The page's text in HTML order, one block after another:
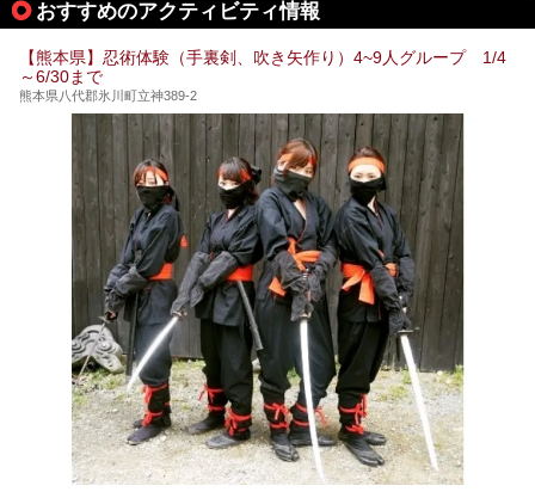
温泉」と「垂玉温泉」の名前を知った人もいるかもしれませ
ん。
この2軒は今どうなっているのでしょうか。実は現在は「地
ています。2021年に現地を訪問してきましたのでレポート
します。
おすすめのアクティビティ情報
【熊本県】忍術体験（手裏剣、吹き矢作り）4~9人グループ 1/4
～6/30まで
熊本県八代郡氷川町立神389-2